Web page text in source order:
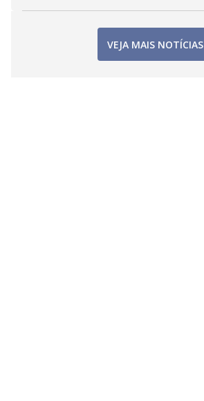
VEJA MAIS NOTÍCIAS